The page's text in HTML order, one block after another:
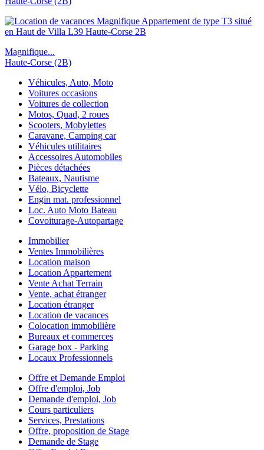
Magnifique...
Haute-Corse (2B)
Véhicules, Auto, Moto
Voitures occasions
Voitures de collection
Motos, Quad, 2 roues
Scooters, Mobylettes
Caravane, Camping car
Véhicules utilitaires
Accessoires Automobiles
Pièces détachées
Bateaux, Nautisme
Vélo, Bicyclette
Engin mat. professionnel
Loc. Auto Moto Bateau
Covoiturage-Autopartage
Immobilier
Ventes Immobilières
Location maison
Location Appartement
Vente Achat Terrain
Vente, achat étranger
Location étranger
Location de vacances
Colocation immobilière
Bureaux et commerces
Garage box - Parking
Locaux Professionnels
Offre et Demande Emploi
Offre d'emploi, Job
Demande d'emploi, Job
Cours particuliers
Services, Prestations
Offre, proposition de Stage
Demande de Stage